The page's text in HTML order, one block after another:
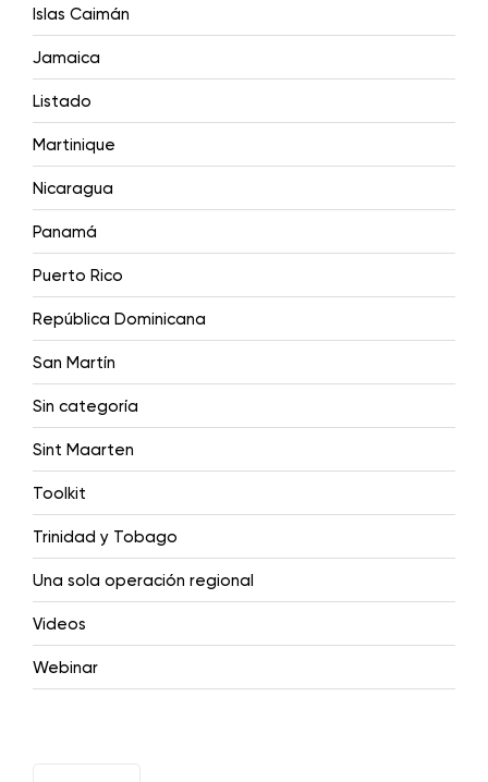
Islas Caimán
Jamaica
Listado
Martinique
Nicaragua
Panamá
Puerto Rico
República Dominicana
San Martín
Sin categoría
Sint Maarten
Toolkit
Trinidad y Tobago
Una sola operación regional
Videos
Webinar